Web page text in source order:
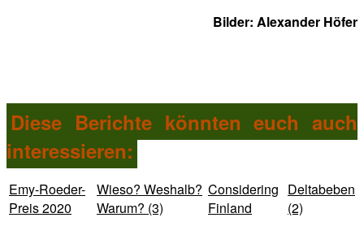
Bilder: Alexander Höfer
Diese Berichte könnten euch auch
interessieren:
Emy-Roeder-
Preis 2020
Wieso? Weshalb?
Warum? (3)
Considering
Finland
Deltabeben
(2)